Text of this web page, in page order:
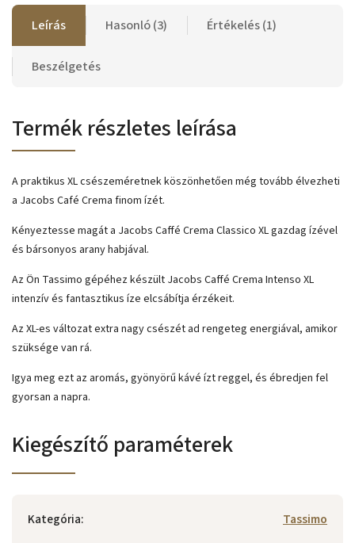
Leírás Hasonló (3) Értékelés (1)
Beszélgetés
Termék részletes leírása
A praktikus XL csészeméretnek köszönhetően még tovább élvezheti
a Jacobs Café Crema finom ízét.
Kényeztesse magát a Jacobs Caffé Crema Classico XL gazdag ízével
és bársonyos arany habjával.
Az Ön Tassimo gépéhez készült Jacobs Caffé Crema Intenso XL
intenzív és fantasztikus íze elcsábítja érzékeit.
Az XL-es változat extra nagy csészét ad rengeteg energiával, amikor
szüksége van rá.
Igya meg ezt az aromás, gyönyörű kávé ízt reggel, és ébredjen fel
gyorsan a napra.
Kiegészítő paraméterek
Kategória:
Tassimo